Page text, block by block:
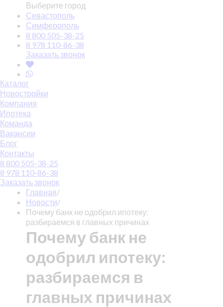
Выберите город
Севастополь
Симферополь
8 800 505-38-25
8 978 110-86-38
Заказать звонок
Каталог
Новостройки
Компания
Ипотека
Команда
Вакансии
Блог
Контакты
8 800 505-38-25
8 978 110-86-38
Заказать звонок
Главная/
Новости/
Почему банк не одобрил ипотеку:
разбираемся в главных причинах
Почему банк не
одобрил ипотеку:
разбираемся в
главных причинах